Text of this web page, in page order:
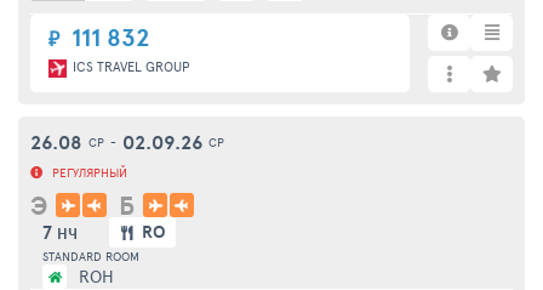
₽ 111 832
ICS TRAVEL GROUP
26.08 СР - 02.09.26 СР
РЕГУЛЯРНЫЙ
Э Б
7 НЧ RO
STANDARD ROOM
ROH